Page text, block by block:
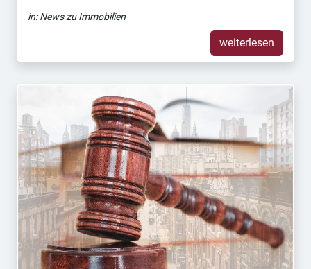
in:News zu Immobilien
weiterlesen